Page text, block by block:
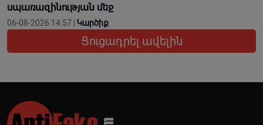
սպառազինության մեջ
06-08-2026 14:57 | Կարծիք
Ցուցադրել ավելին